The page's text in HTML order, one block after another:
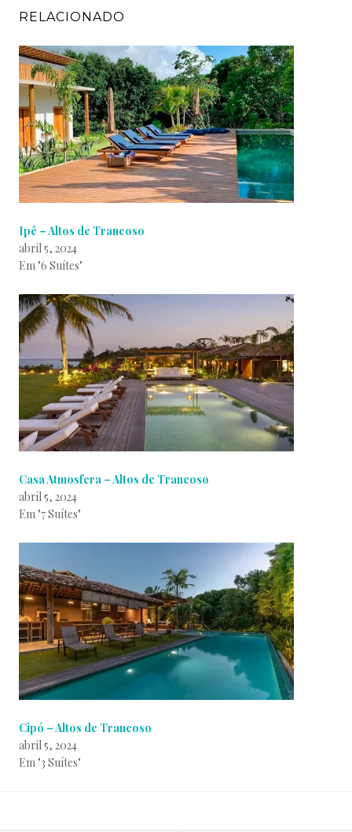
RELACIONADO
Ipê – Altos de Trancoso
abril 5, 2024
Em "6 Suítes"
Casa Atmosfera – Altos de Trancoso
abril 5, 2024
Em "7 Suítes"
Cipó – Altos de Trancoso
abril 5, 2024
Em "3 Suítes"